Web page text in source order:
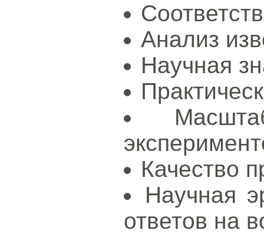
Анализ
Научная
Качество
Научная
ответов на